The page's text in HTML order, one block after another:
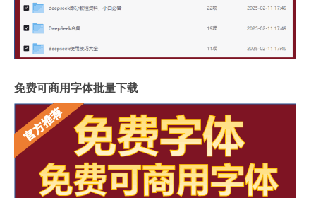
免费可商用字体批量下载